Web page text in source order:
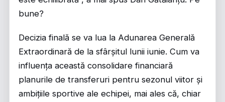
bune?
Decizia finală se va lua la Adunarea Generală
Extraordinară de la sfârșitul lunii iunie. Cum va
influența această consolidare financiară
planurile de transferuri pentru sezonul viitor și
ambițiile sportive ale echipei, mai ales că, chiar